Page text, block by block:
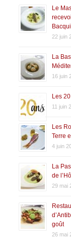
Le
22 juin
La
16 juin
Les
11 juin
Les
Terre
4 juin
La
de
29 mai
goût
26 mai